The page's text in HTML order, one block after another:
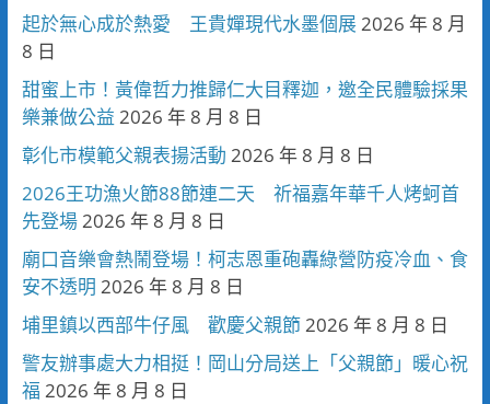
起於無心成於熱愛 王貴嬋現代水墨個展 2026 年 8 月
8 日
甜蜜上市！黃偉哲力推歸仁大目釋迦，邀全民體驗採果
樂兼做公益 2026 年 8 月 8 日
彰化市模範父親表揚活動 2026 年 8 月 8 日
2026王功漁火節88節連二天 祈福嘉年華千人烤蚵首
先登場 2026 年 8 月 8 日
廟口音樂會熱鬧登場！柯志恩重砲轟綠營防疫冷血、食
安不透明 2026 年 8 月 8 日
埔里鎮以西部牛仔風 歡慶父親節 2026 年 8 月 8 日
警友辦事處大力相挺！岡山分局送上「父親節」暖心祝
福 2026 年 8 月 8 日